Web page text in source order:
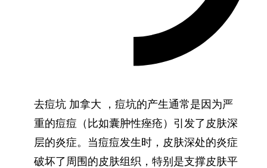
去痘坑 加拿大 ，痘坑的产生通常是因为严
重的痘痘（比如囊肿性痤疮）引发了皮肤深
层的炎症。当痘痘发生时，皮肤深处的炎症
破坏了周围的皮肤组织，特别是支撑皮肤平